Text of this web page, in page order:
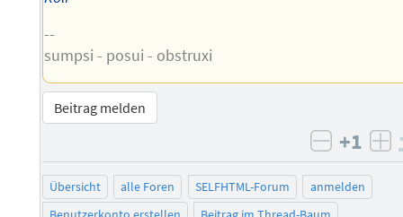
--
sumpsi - posui - obstruxi
Beitrag melden
negativ
+1
Übersicht alle Foren SELFHTML-Forum
anmelden